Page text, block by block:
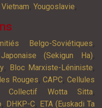
Vietnam, Yougoslavie,
Belgo-Soviétiques,
(Sekigun Ha),
, Bloc Marxiste-Léniniste,
Rouges, CAPC,Cellules
Collectif Wotta Sitta,
, DHKP-C, ETA (Euskadi Ta